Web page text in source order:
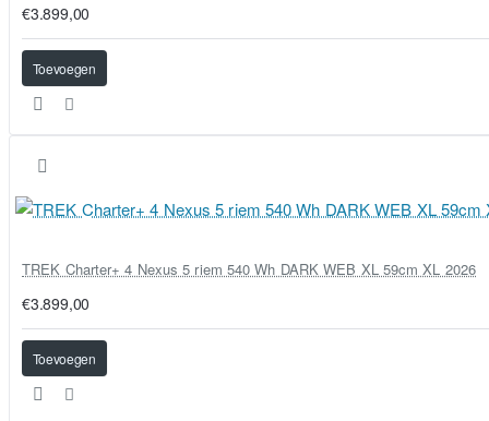
€3.899,00
Toevoegen
TREK Charter+ 4 Nexus 5 riem 540 Wh DARK WEB XL 59cm XL 2026
€3.899,00
Toevoegen